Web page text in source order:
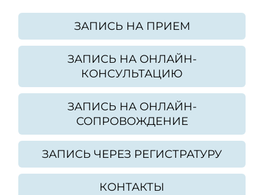
ЗАПИСЬ НА ПРИЕМ
ЗАПИСЬ НА ОНЛАЙН-
КОНСУЛЬТАЦИЮ
ЗАПИСЬ НА ОНЛАЙН-
СОПРОВОЖДЕНИЕ
ЗАПИСЬ ЧЕРЕЗ РЕГИСТРАТУРУ
КОНТАКТЫ